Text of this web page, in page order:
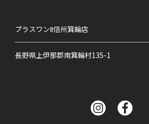
プラスワンⅡ信州箕輪店
長野県上伊那郡南箕輪村135-1